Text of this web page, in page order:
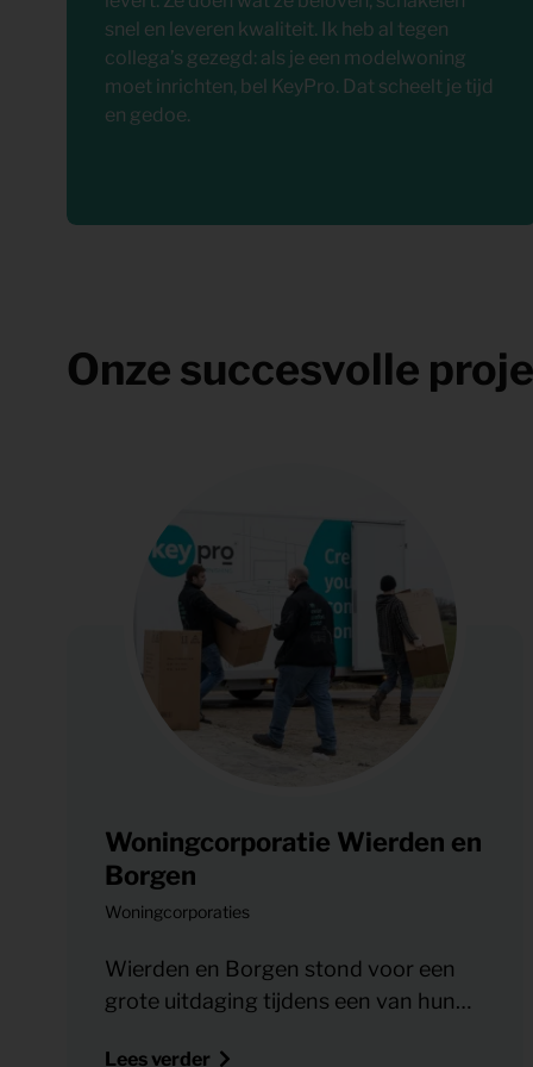
snel en leveren kwaliteit. Ik heb al tegen
collega’s gezegd: als je een modelwoning
moet inrichten, bel KeyPro. Dat scheelt je tijd
en gedoe.
Onze succesvolle
Woningcorporatie Wierden en
Borgen
Woningcorporaties
Wierden en Borgen stond voor een
grote uitdaging tijdens een van hun
Lees verder